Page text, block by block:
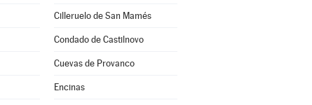
Cilleruelo de San Mamés
Condado de Castilnovo
Cuevas de Provanco
Encinas